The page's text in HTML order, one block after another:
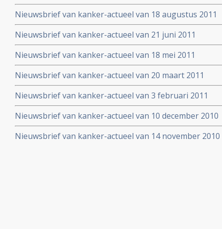
Nieuwsbrief van kanker-actueel van 18 augustus 2011
Nieuwsbrief van kanker-actueel van 21 juni 2011
Nieuwsbrief van kanker-actueel van 18 mei 2011
Nieuwsbrief van kanker-actueel van 20 maart 2011
Nieuwsbrief van kanker-actueel van 3 februari 2011
Nieuwsbrief van kanker-actueel van 10 december 2010
Nieuwsbrief van kanker-actueel van 14 november 2010